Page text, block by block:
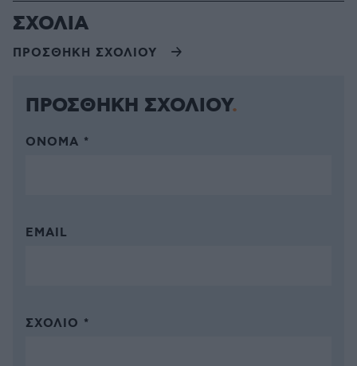
ΣΧΟΛΙΑ
ΠΡΟΣΘΗΚΗ ΣΧΟΛΙΟΥ
ΠΡΟΣΘΗΚΗ ΣΧΟΛΙΟΥ
ΌΝΟΜΑ *
EMAIL
ΣΧΌΛΙΟ *